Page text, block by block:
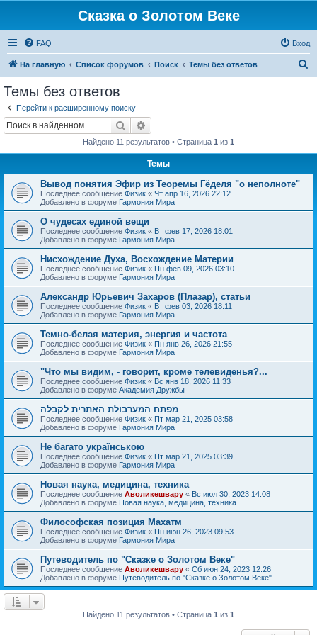
Сказка о Золотом Веке
FAQ Вход
На главную Список форумов Поиск Темы без ответов
Темы без ответов
Перейти к расширенному поиску
Поиск
Найдено 11 результатов • Страница 1 из 1
Темы
Вывод понятия Эфир из Теоремы Гёделя "о неполноте"
Последнее сообщение Физик « Чт апр 16, 2026 22:12
Добавлено в форуме Гармония Мира
О чудесах единой вещи
Последнее сообщение Физик « Вт фев 17, 2026 18:01
Добавлено в форуме Гармония Мира
Нисхождение Духа, Восхождение Материи
Последнее сообщение Физик « Пн фев 09, 2026 03:10
Добавлено в форуме Гармония Мира
Александр Юрьевич Захаров (Плазар), статьи
Последнее сообщение Физик « Вт фев 03, 2026 18:11
Добавлено в форуме Гармония Мира
Темно-белая материя, энергия и частота
Последнее сообщение Физик « Пн янв 26, 2026 21:55
Добавлено в форуме Гармония Мира
"Что мы видим, - говорит, кроме телевиденья?...
Последнее сообщение Физик « Вс янв 18, 2026 11:33
Добавлено в форуме Академия Дружбы
מפתח המערבולת האתרית לקבלה
Последнее сообщение Физик « Пт мар 21, 2025 03:58
Добавлено в форуме Гармония Мира
Не багато українською
Последнее сообщение Физик « Пт мар 21, 2025 03:39
Добавлено в форуме Гармония Мира
Новая наука, медицина, техника
Последнее сообщение Аволикешвару « Вс июл 30, 2023 14:08
Добавлено в форуме Новая наука, медицина, техника
Философская позиция Махатм
Последнее сообщение Физик « Пн июн 26, 2023 09:53
Добавлено в форуме Гармония Мира
Путеводитель по "Сказке о Золотом Веке"
Последнее сообщение Аволикешвару « Сб июн 24, 2023 12:26
Добавлено в форуме Путеводитель по "Сказке о Золотом Веке"
Найдено 11 результатов • Страница 1 из 1